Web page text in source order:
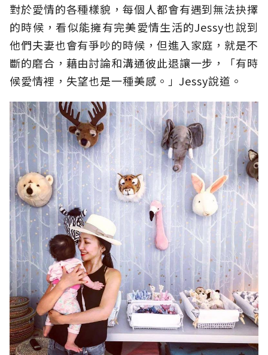
對於愛情的各種樣貌，每個人都會有遇到無法抉擇
的時候，看似能擁有完美愛情生活的Jessy也說到
他們夫妻也會有爭吵的時候，但進入家庭，就是不
斷的磨合，藉由討論和溝通彼此退讓一步，「有時
候愛情裡，失望也是一種美感。」Jessy說道。